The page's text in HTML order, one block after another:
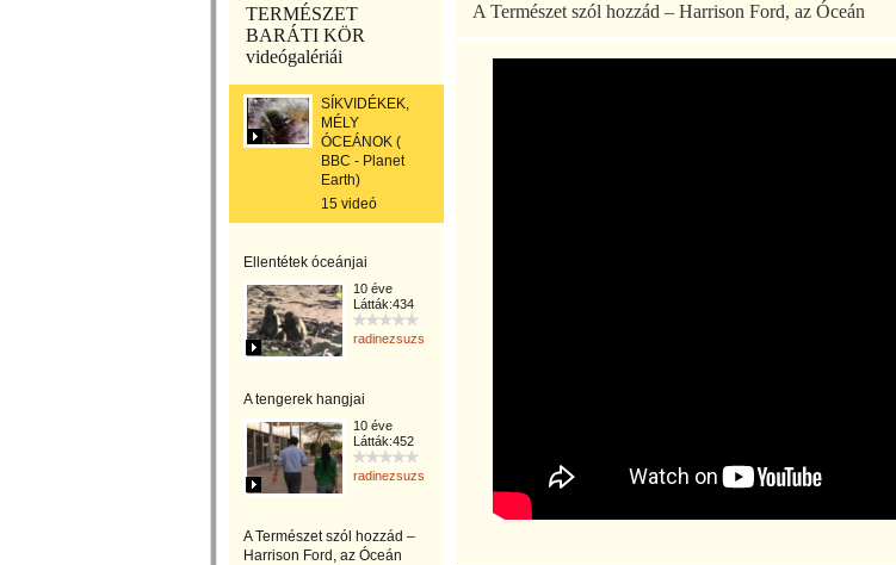
TERMÉSZET
BARÁTI KÖR
videógalériái
SÍKVIDÉKEK,
MÉLY
ÓCEÁNOK (
BBC - Planet
Earth)
15 videó
Ellentétek óceánjai
10 éve
Látták:434
radinezsuzsa
A tengerek hangjai
10 éve
Látták:452
radinezsuzsa
A Természet szól hozzád –
Harrison Ford, az Óceán
A Természet szól hozzád – Harrison Ford, az Óceán